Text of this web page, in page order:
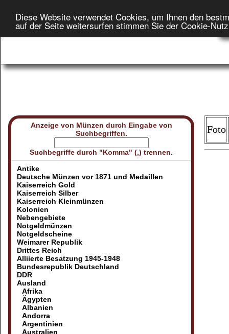
Diese Website verwendet Cookies, um Ihnen den
auf der Seite weitersurfen stimmen Sie der Cookie-
Anzeige von Münzen durch Eingabe von
Suchbegriffen.
Suchbegriffe durch "Komma" (,) trennen.
Antike
Deutsche Münzen vor 1871 und Medaillen
Kaiserreich Gold
Kaiserreich Silber
Kaiserreich Kleinmünzen
Kolonien
Nebengebiete
Notgeldmünzen
Notgeldscheine
Weimarer Republik
Drittes Reich
Alliierte Besatzung 1945-1948
Bundesrepublik Deutschland
DDR
Ausland
Afrika
Ägypten
Albanien
Andorra
Argentinien
Australien
Foto